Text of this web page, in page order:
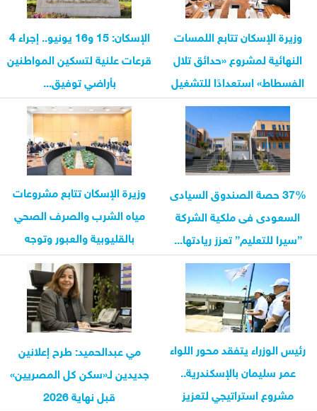
وزيرة الإسكان تتابع اللمسات
النهائية لمشروع «حدائق تلال
الفسطاط» استعدادًا للتشغيل
الإسكان: 15 و16 يونيو.. إجراء 4
قرعات علنية لتسكين المواطنين
بأراضي توفيق...
37% حصة الصندوق السيادى
السعودى فى ملكية الشركة
”سيرا للتعليم” تعزز ريادتها...
وزيرة الإسكان تتابع مشروعات
مياه الشرب والصرف الصحي
بالقليوبية والعبور وتوجه
بتعزيز...
رئيس الوزراء يتفقد محور اللواء
عمر سليمان بالإسكندرية..
مشروع استراتيجي لتعزيز
مي عبدالحميد: طرح إعلانين
جديدين لـ«سكن كل المصريين»
قبل نهاية 2026